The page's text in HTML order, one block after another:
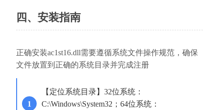
四、安装指南
正确安装ac1st16.dll需要遵循系统文件操作规范，确保
文件放置到正确的系统目录并完成注册
【定位系统目录】32位系统：
C:\Windows\System32；64位系统：